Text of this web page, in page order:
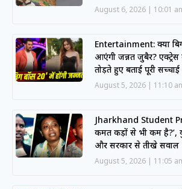
August 6, 2026 10:01
Entertainment: क्या
आएंगी जन्नत जुबैर?
तोड़ते हुए बताई पूरी सच्चाई
August 5, 2026 11:10
Jharkhand Student
कीमत कीड़ों से भी कम
और सरकार से तीखे सवाल
August 5, 2026 11:05